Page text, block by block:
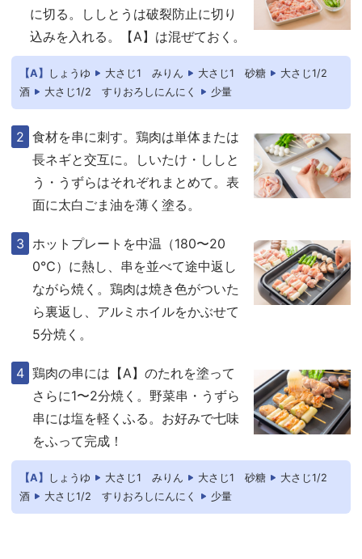
に切る。ししとうは破裂防止に切り
込みを入れる。【A】は混ぜておく。
【A】 しょうゆ 大さじ1 みりん 大さじ1 砂糖
大さじ1/2
酒
大さじ1/2 すりおろしにんにく 少量
食材を串に刺す。鶏肉は単体または
長ネギと交互に。しいたけ・ししと
う・うずらはそれぞれまとめて。表
面に太白ごま油を薄く塗る。
ホットプレートを中温（180〜20
0℃）に熱し、串を並べて途中返し
ながら焼く。鶏肉は焼き色がついた
ら裏返し、アルミホイルをかぶせて
5分焼く。
鶏肉の串には【A】のたれを塗って
さらに1〜2分焼く。野菜串・うずら
串には塩を軽くふる。お好みで七味
をふって完成！
【A】 しょうゆ 大さじ1 みりん 大さじ1 砂糖
大さじ1/2
酒
大さじ1/2 すりおろしにんにく 少量